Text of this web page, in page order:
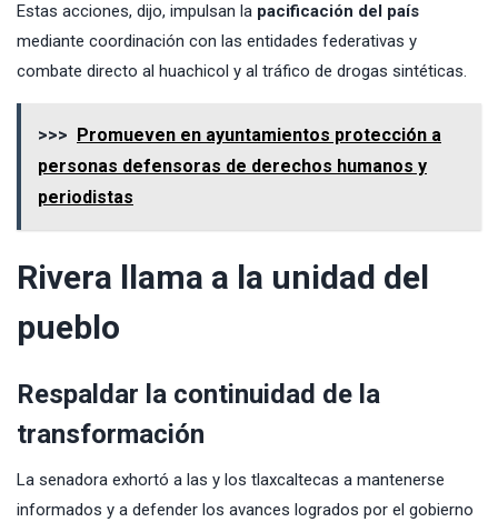
Estas acciones, dijo, impulsan la pacificación del país
mediante coordinación con las entidades federativas y
combate directo al huachicol y al tráfico de drogas sintéticas.
>>>
Promueven en ayuntamientos protección a
personas defensoras de derechos humanos y
periodistas
Rivera llama a la unidad del
pueblo
Respaldar la continuidad de la
transformación
La senadora exhortó a las y los tlaxcaltecas a mantenerse
informados y a defender los avances logrados por el gobierno